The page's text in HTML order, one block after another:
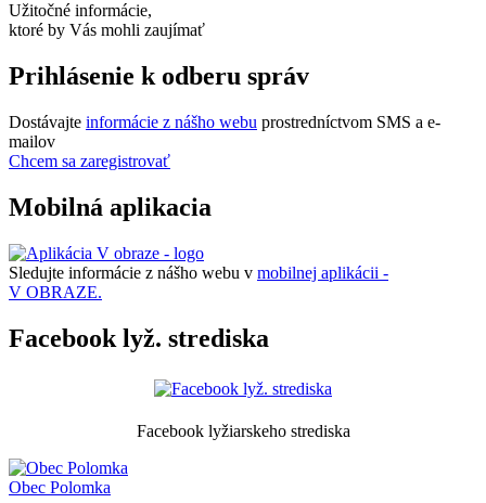
Užitočné informácie,
ktoré by Vás mohli zaujímať
Prihlásenie k odberu správ
Dostávajte informácie z nášho webu prostredníctvom SMS a e-
mailov
Chcem sa zaregistrovať
Mobilná aplikacia
Sledujte informácie z nášho webu v mobilnej aplikácii -
V OBRAZE.
Facebook lyž. strediska
Facebook lyžiarskeho strediska
Obec Polomka